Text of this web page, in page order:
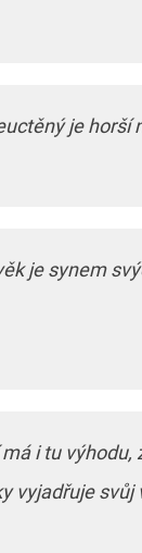
je horší
je synem
i tu výhodu,
vyjadřuje svůj